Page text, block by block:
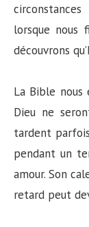
lorsque nous
découvrons
La Bible nous
Dieu ne
tardent
pendant un
amour. Son
retard peut